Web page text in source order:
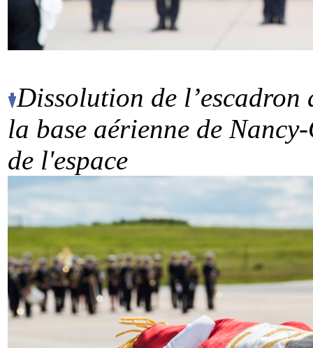
Dissolution de
la base aérienne de
de l'espace